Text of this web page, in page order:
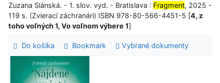
Zuzana Slánská. - 1. slov. vyd. - Bratislava : Fragment, 2025 -
119 s. (Zvierací záchranári) ISBN 978-80-566-4451-5 [4, z
toho voľných 1, Vo voľnom výbere 1]
Do košíka Bookmark Vybrané dokumenty